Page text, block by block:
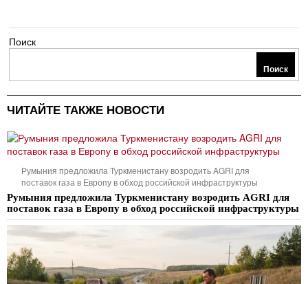
Поиск
Поиск
ЧИТАЙТЕ ТАКЖЕ НОВОСТИ
Румыния предложила Туркменистану возродить AGRI для
поставок газа в Европу в обход российской инфраструктуры
Румыния предложила Туркменистану возродить AGRI для
поставок газа в Европу в обход российской инфраструктуры